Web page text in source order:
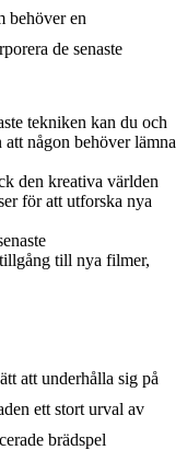
behöver en
de senaste
tekniken kan du och
någon behöver lämna
den kreativa världen
för att utforska nya
till nya filmer,
att underhålla sig på
ett stort urval av
brädspel